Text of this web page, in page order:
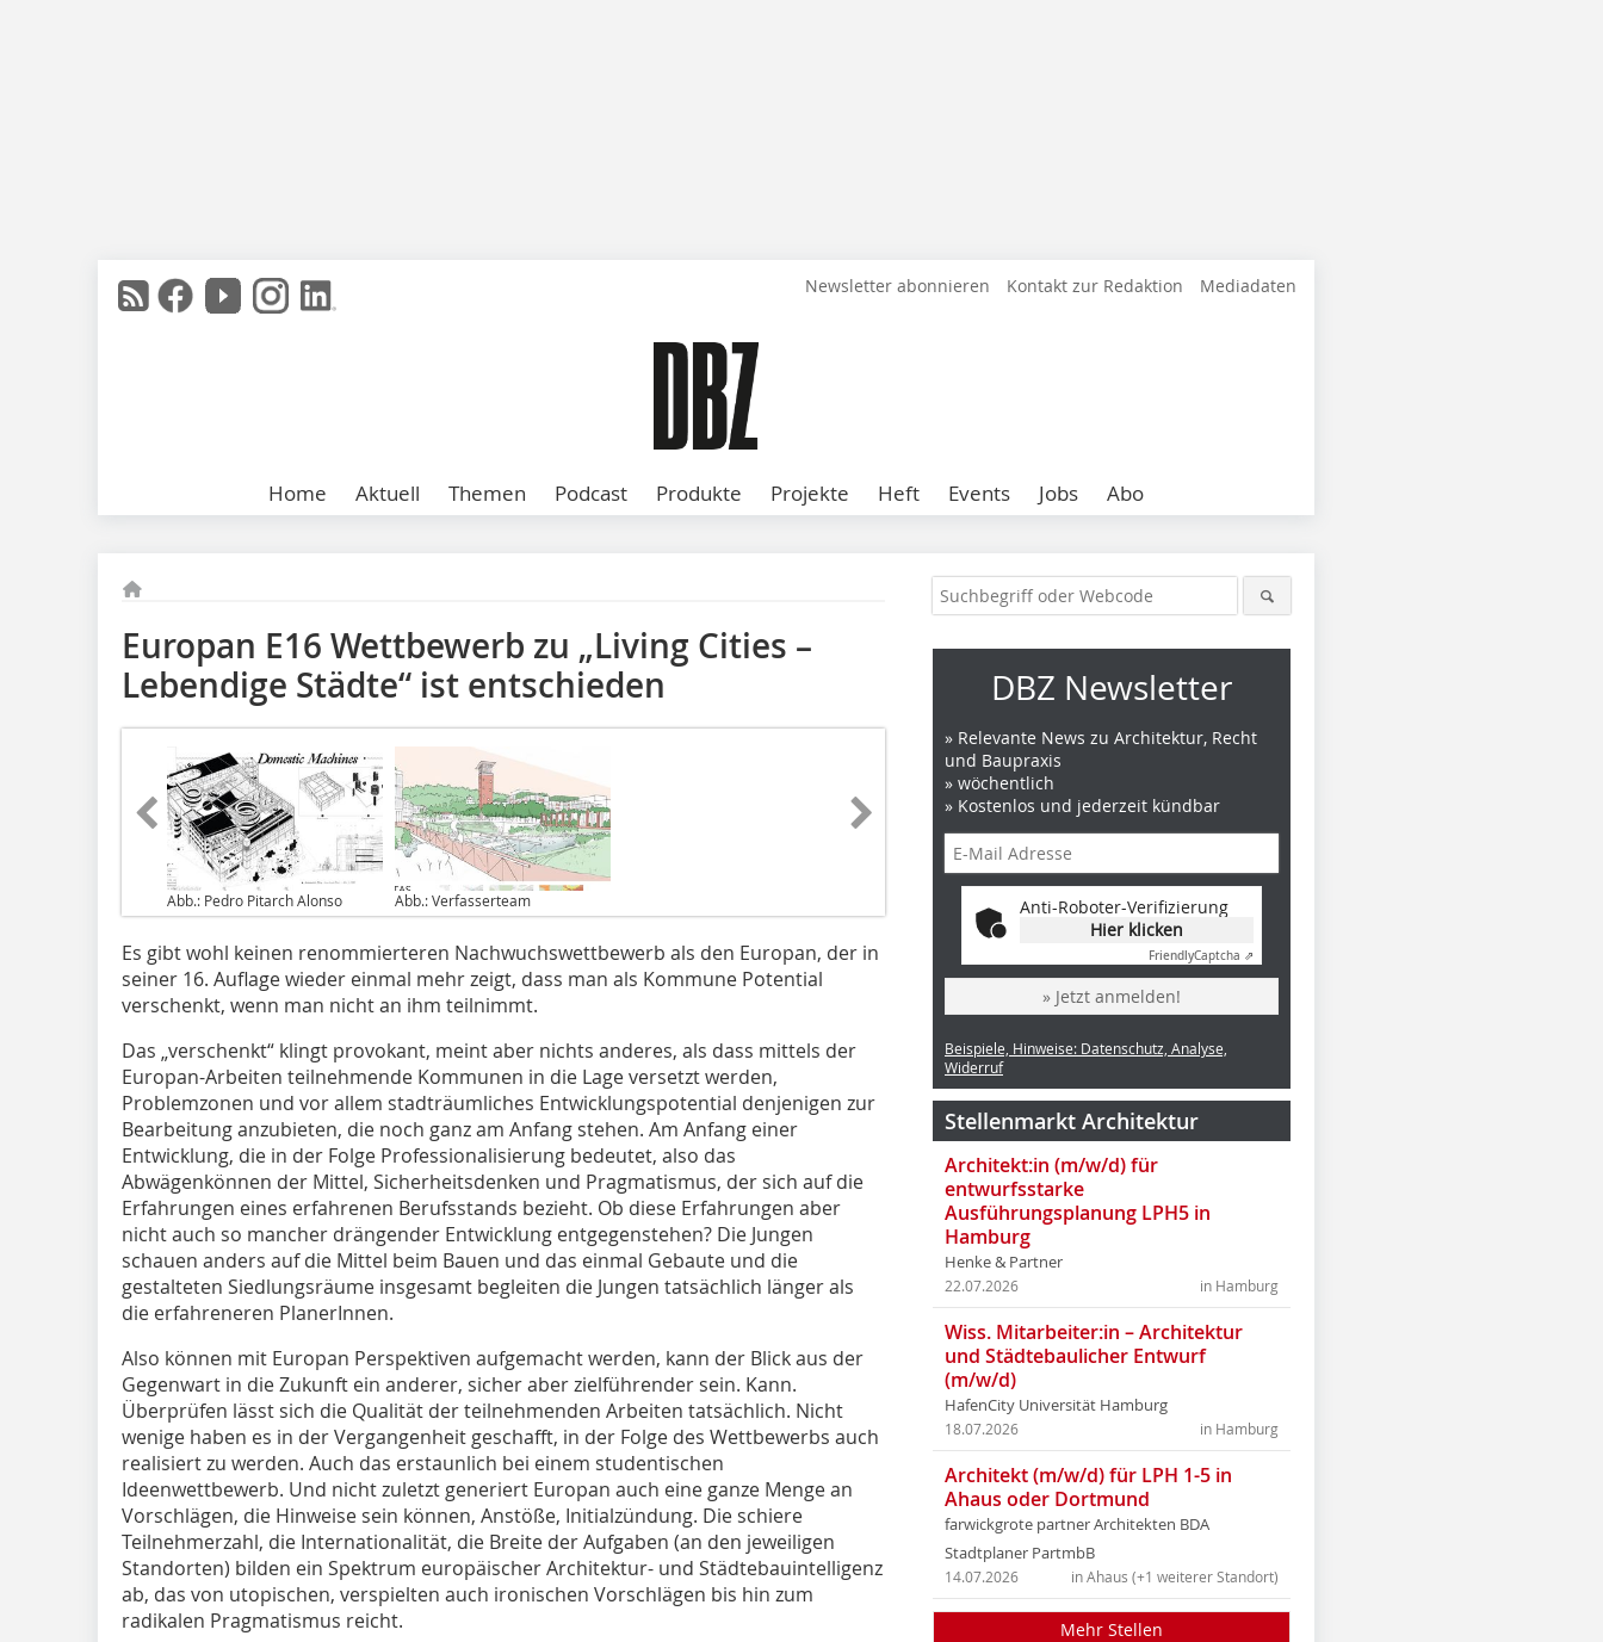
Newsletter abonnieren Kontakt zur Redaktion Mediadaten
Home Aktuell Themen Podcast Produkte Projekte Heft Events Jobs Abo
Europan E16 Wettbewerb zu „Living Cities –
Lebendige Städte“ ist entschieden
Abb.: Pedro Pitarch Alonso Abb.: Verfasserteam
Es gibt wohl keinen renommierteren Nachwuchswettbewerb als den Europan, der in
seiner 16. Auflage wieder einmal mehr zeigt, dass man als Kommune ­Potential
verschenkt, wenn man nicht an ihm teilnimmt.
Das „verschenkt“ klingt provokant, meint aber nichts anderes, als dass mittels der
Europan-Arbeiten teilnehmende Kommunen in die Lage versetzt werden,
Problemzonen und vor allem stadträumliches Entwicklungspotential denjenigen zur
Bearbeitung anzubieten, die noch ganz am Anfang stehen. Am Anfang einer
Entwicklung, die in der Folge Professionalisierung bedeutet, also das
Abwägenkönnen der Mittel, Sicherheitsdenken und Pragmatismus, der sich auf die
Erfahrungen eines erfahrenen Berufsstands bezieht. Ob diese Erfahrungen aber
nicht auch so mancher drängender Entwicklung entgegenstehen? Die Jungen
schauen anders auf die Mittel beim Bauen und das einmal Gebaute und die
gestalteten Siedlungsräume insgesamt begleiten die Jungen tatsächlich länger als
die erfahreneren PlanerInnen.
Also können mit Europan Perspektiven aufgemacht werden, kann der Blick aus der
Gegenwart in die Zukunft ein anderer, sicher aber zielführender sein. Kann.
Überprüfen lässt sich die Qualität der teilnehmenden Arbeiten tatsächlich. Nicht
wenige haben es in der Vergangenheit geschafft, in der Folge des Wettbewerbs auch
realisiert zu werden. Auch das erstaunlich bei einem studentischen
Ideenwettbewerb. Und nicht zuletzt generiert Europan auch eine ganze Menge an
Vorschlägen, die Hinweise sein können, Anstöße, Initialzündung. Die schiere
Teilnehmerzahl, die Internationalität, die Breite der Aufgaben (an den jeweiligen
Standorten) bilden ein Spektrum europäischer Architektur- und Städtebauintelligenz
ab, das von utopischen, verspielten auch ironischen Vorschlägen bis hin zum
radikalen Pragmatismus reicht.
DBZ Newsletter
» Relevante News zu Architektur, Recht
und Baupraxis
» wöchentlich
» Kostenlos und jederzeit kündbar
Anti-Roboter-Verifizierung
Hier klicken
FriendlyCaptcha ⇗
» Jetzt anmelden!
Beispiele, Hinweise: Datenschutz, Analyse,
Widerruf
Stellenmarkt Architektur
Architekt:in (m/w/d) für
entwurfsstarke
Ausführungsplanung LPH5 in
Hamburg
Henke & Partner
in Hamburg
22.07.2026
Wiss. Mitarbeiter:in – Architektur
und Städtebaulicher Entwurf
(m/w/d)
HafenCity Universität Hamburg
in Hamburg
18.07.2026
Architekt (m/w/d) für LPH 1-5 in
Ahaus oder Dortmund
farwickgrote partner Architekten BDA
Stadtplaner PartmbB
in Ahaus (+1 weiterer Standort)
14.07.2026
Mehr Stellen